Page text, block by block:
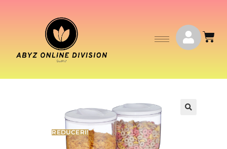
REDUCERI!